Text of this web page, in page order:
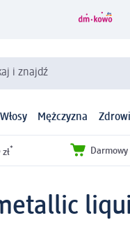
i znajdź
Włosy Mężczyzna
*